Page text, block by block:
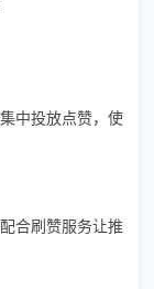
中投放点赞，使
合刷赞服务让推